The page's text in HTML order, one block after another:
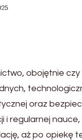
obojętnie
oraz
i regularnej
aż po opiekę